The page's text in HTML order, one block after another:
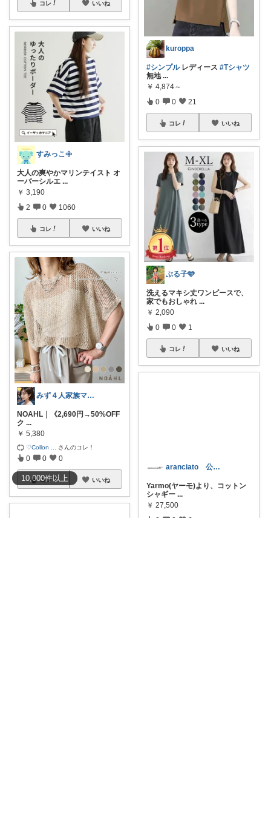
10,000件以上
コレ いいね
すみっこ𖧷
大人の爽やかマリンテイスト オ
ーバーシルエ ...
￥ 3,190
2 0 1060
コレ いいね
みず４人家族ママ★３０代子育て奮闘中🙆
NOAHL｜《2,690円→50%OFF
ク ...
￥ 5,380
♡Collon さんのコレ！
0 0 0
コレ いいね
kuroppa
#シンプルレディース #Tシャツ
無地...
￥ 4,874～
0 0 21
コレ いいね
ぶる子🩵
洗えるマキシ丈ワンピースで、
家でもおしゃれ ...
￥ 2,090
0 0 1
コレ いいね
Yarmo(ヤーモ)より、コットン